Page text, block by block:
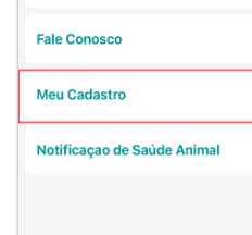
Obras / Empreendimentos
Pecuária/Criação de
Detalhamento do local